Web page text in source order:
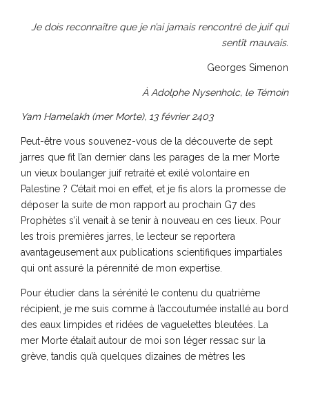
Je dois reconnaître que je n’ai jamais rencontré de juif qui
sentît mauvais.
Georges Simenon
À Adolphe Nysenholc, le Témoin
Yam Hamelakh (mer Morte), 13 février 2403
Peut-être vous souvenez-vous de la découverte de sept
jarres que fit l’an dernier dans les parages de la mer Morte
un vieux boulanger juif retraité et exilé volontaire en
Palestine ? C’était moi en effet, et je fis alors la promesse de
déposer la suite de mon rapport au prochain G7 des
Prophètes s’il venait à se tenir à nouveau en ces lieux. Pour
les trois premières jarres, le lecteur se reportera
avantageusement aux publications scientifiques impartiales
qui ont assuré la pérennité de mon expertise.
Pour étudier dans la sérénité le contenu du quatrième
récipient, je me suis comme à l’accoutumée installé au bord
des eaux limpides et ridées de vaguelettes bleutées. La
mer Morte étalait autour de moi son léger ressac sur la
grève, tandis qu’à quelques dizaines de mètres les